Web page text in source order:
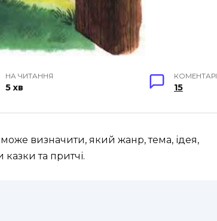
НА ЧИТАННЯ
5 хв
КОМЕНТАРІ
15
визначити, який жанр, тема, ідея,
та притчі.